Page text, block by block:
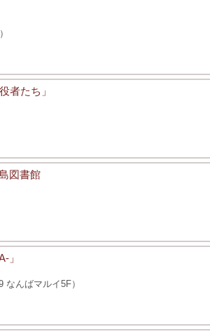
者たち」
図書館
」
んばマルイ5F）